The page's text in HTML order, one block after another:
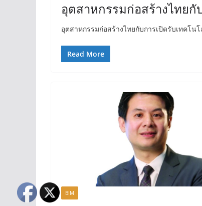
อุตสาหกรรมก่อสร้างไทยกั
อุตสาหกรรมก่อสร้างไทยกับการเปิดรับเทคโน
Read More
BIM